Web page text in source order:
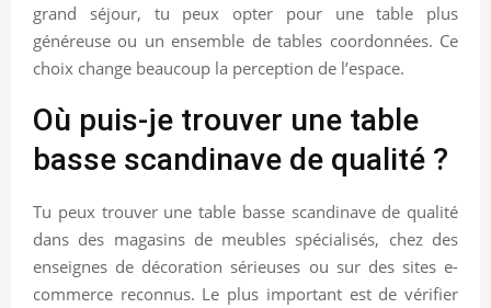
grand séjour, tu peux opter pour une table plus
généreuse ou un ensemble de tables coordonnées. Ce
choix change beaucoup la perception de l’espace.
Où puis-je trouver une table
basse scandinave de qualité ?
Tu peux trouver une table basse scandinave de qualité
dans des magasins de meubles spécialisés, chez des
enseignes de décoration sérieuses ou sur des sites e-
commerce reconnus. Le plus important est de vérifier